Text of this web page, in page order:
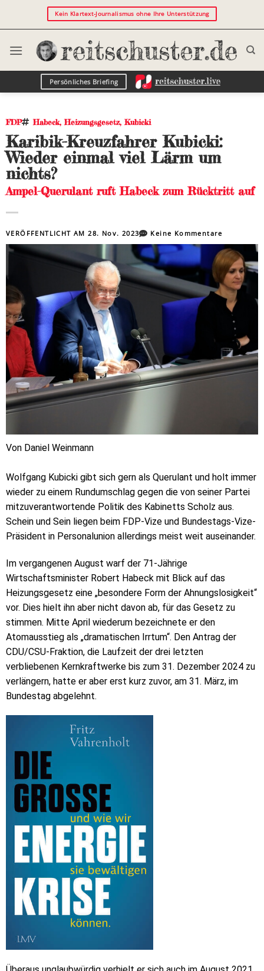
Kein Klartext-Journalismus ohne Ihre Unterstützung
Persönliches Briefing
FDP Habeck,Heizungsgesetz, Kubicki
Karibik-Kreuzfahrer Kubicki:
Wieder einmal viel Lärm um
nichts?
Ampel-Querulant ruft Habeck zum Rücktritt auf
VERÖFFENTLICHT AM28. Nov. 2023 Keine Kommentare
Von Daniel Weinmann
Wolfgang Kubicki gibt sich gern als Querulant und holt immer
wieder zu einem Rundumschlag gegen die von seiner Partei
mitzuverantwortende Politik des Kabinetts Scholz aus.
Schein und Sein liegen beim FDP-Vize und Bundestags-Vize-
Präsident in Personalunion allerdings meist weit auseinander.
Im vergangenen August warf der 71-Jährige
Wirtschaftsminister Robert Habeck mit Blick auf das
Heizungsgesetz eine „besondere Form der Ahnungslosigkeit“
vor. Dies hielt ihn aber nicht davon ab, für das Gesetz zu
stimmen. Mitte April wiederum bezeichnete er den
Atomausstieg als „dramatischen Irrtum“. Den Antrag der
CDU/CSU-Fraktion, die Laufzeit der drei letzten
verbliebenen Kernkraftwerke bis zum 31. Dezember 2024 zu
verlängern, hatte er aber erst kurz zuvor, am 31. März, im
Bundestag abgelehnt.